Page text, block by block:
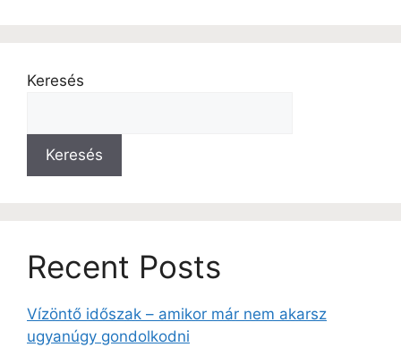
Keresés
Keresés
Recent Posts
Vízöntő időszak – amikor már nem akarsz
ugyanúgy gondolkodni